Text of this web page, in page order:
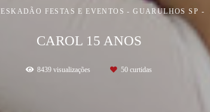
ESKADÃO FESTAS E EVENTOS - GUARULHOS SP
CAROL 15 ANOS
8439 visualizações 50 curtidas